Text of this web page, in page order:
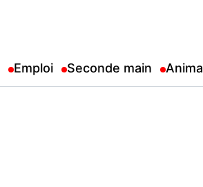
Emploi Seconde main